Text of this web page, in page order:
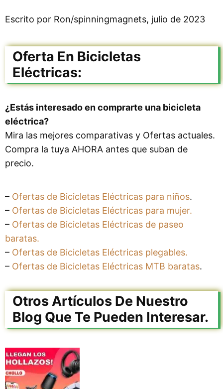
Escrito por Ron/spinningmagnets, julio de 2023
Oferta En Bicicletas
Eléctricas:
¿Estás interesado en comprarte una bicicleta
eléctrica?
Mira las mejores comparativas y Ofertas actuales.
Compra la tuya AHORA antes que suban de
precio.
– Ofertas de Bicicletas Eléctricas para niños.
– Ofertas de Bicicletas Eléctricas para mujer.
– Ofertas de Bicicletas Eléctricas de paseo
baratas.
– Ofertas de Bicicletas Eléctricas plegables.
– Ofertas de Bicicletas Eléctricas MTB baratas.
Otros Artículos De Nuestro
Blog Que Te Pueden Interesar.